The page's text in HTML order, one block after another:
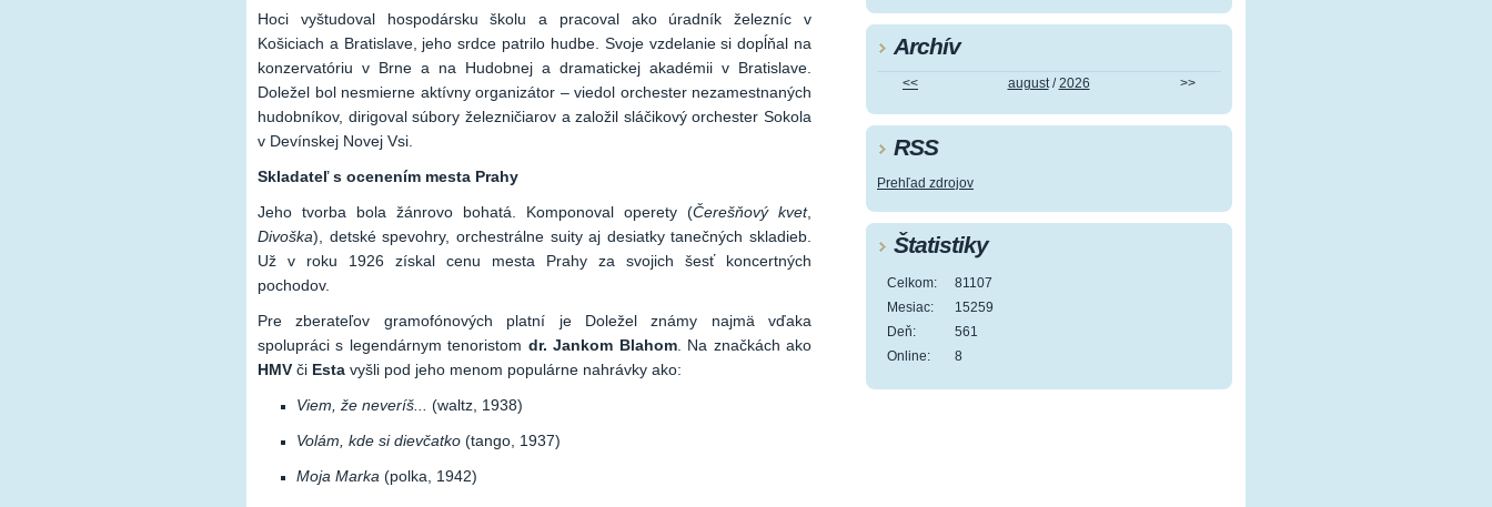
Hoci vyštudoval hospodársku školu a pracoval ako úradník železníc v
Košiciach a Bratislave, jeho srdce patrilo hudbe. Svoje vzdelanie si dopĺňal na
konzervatóriu v Brne a na Hudobnej a dramatickej akadémii v Bratislave.
Doležel bol nesmierne aktívny organizátor – viedol orchester nezamestnaných
hudobníkov, dirigoval súbory železničiarov a založil sláčikový orchester Sokola
v Devínskej Novej Vsi.
Skladateľ s ocenením mesta Prahy
Jeho tvorba bola žánrovo bohatá. Komponoval operety (Čerešňový kvet,
Divoška), detské spevohry, orchestrálne suity aj desiatky tanečných skladieb.
Už v roku 1926 získal cenu mesta Prahy za svojich šesť koncertných
pochodov.
Pre zberateľov gramofónových platní je Doležel známy najmä vďaka
spolupráci s legendárnym tenoristom dr. Jankom Blahom. Na značkách ako
HMV či Esta vyšli pod jeho menom populárne nahrávky ako:
Viem, že neveríš...
(waltz, 1938)
Volám, kde si dievčatko (tango, 1937)
Moja Marka (polka, 1942)
Archív
<< august/2026 >>
RSS
Prehľad zdrojov
Štatistiky
Online: 8
Celkom:
81107
Mesiac:
15259
Deň:
561